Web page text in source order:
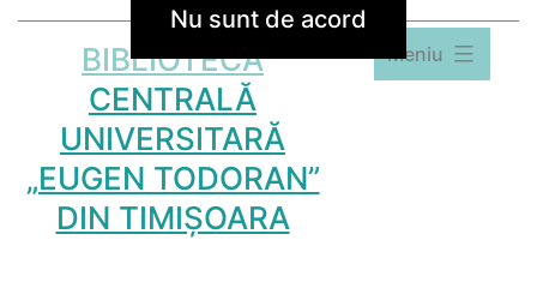
BIBLIOTECA
CENTRALĂ
UNIVERSITARĂ
„EUGEN TODORAN”
DIN TIMIȘOARA
Meniu
Nu sunt de acord